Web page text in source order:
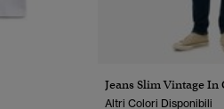
Jeans Slim Vintage
Altri Colori Disponibili